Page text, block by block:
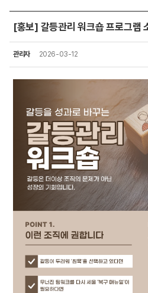
[홍보] 갈등관리 워크숍 프로그램
관리자 2026-03-12